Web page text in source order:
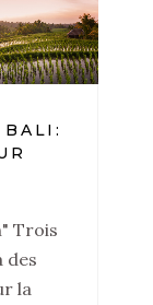
BALI:
Trois
des
la